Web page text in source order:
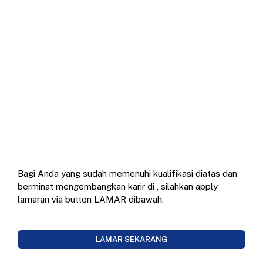
Bagi Anda yang sudah memenuhi kualifikasi diatas dan
berminat mengembangkan karir di , silahkan apply
lamaran via button LAMAR dibawah.
LAMAR SEKARANG